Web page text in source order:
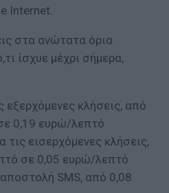
Internet.
στα ανώτατα όρια
ίσχυε μέχρι σήμερα,
κλήσεις, από
0,19 ευρώ/λεπτό
τις εισερχόμενες κλήσεις,
σε 0,05 ευρώ/λεπτό
SMS, από 0,08